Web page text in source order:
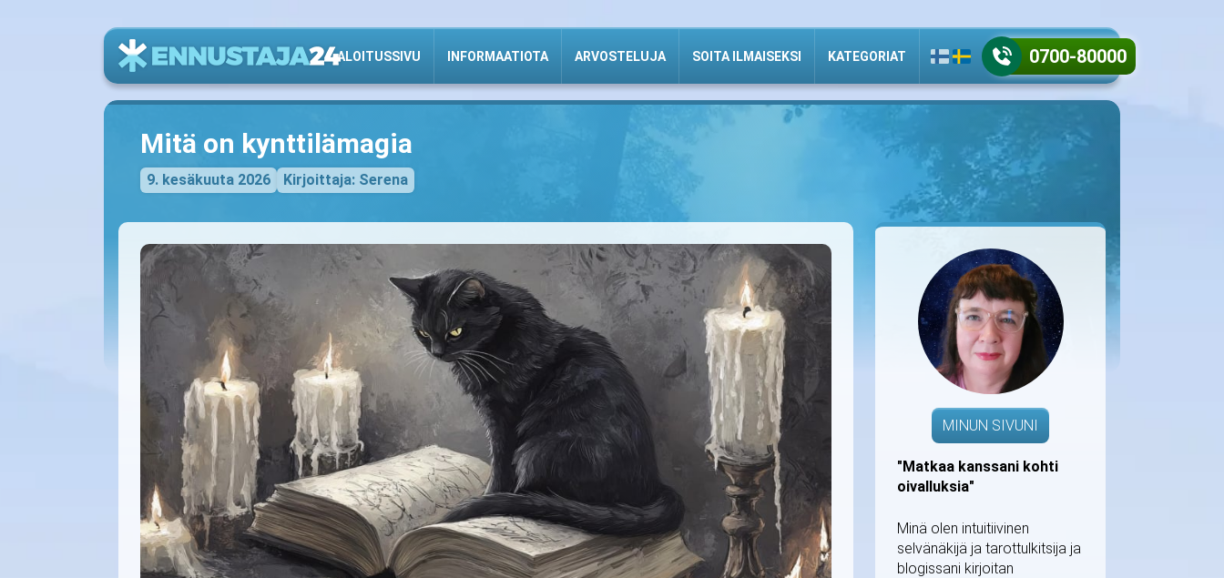
ALOITUSSIVU INFORMAATIOTA ARVOSTELUJA SOITA ILMAISEKSI KATEGORIAT 0700-80000
Mitä on kynttilämagia
9. kesäkuuta 2026 Kirjoittaja: Serena
MINUN SIVUNI
"Matkaa kanssani kohti
oivalluksia"
Minä olen intuitiivinen
selvänäkijä ja tarottulkitsija ja
blogissani kirjoitan